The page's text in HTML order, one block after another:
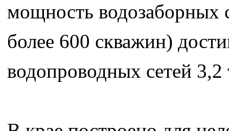
мощность водозаборных
более 600 скважин)
водопроводных сетей